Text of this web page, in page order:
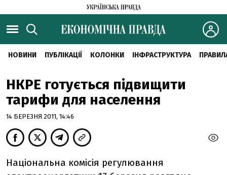
НОВИНИ ПУБЛІКАЦІЇ КОЛОНКИ ІНФРАСТРУКТУРА
НКРЕ готується підвищити
тарифи для населення
14 БЕРЕЗНЯ 2011, 14:46
Національна комісія регулювання